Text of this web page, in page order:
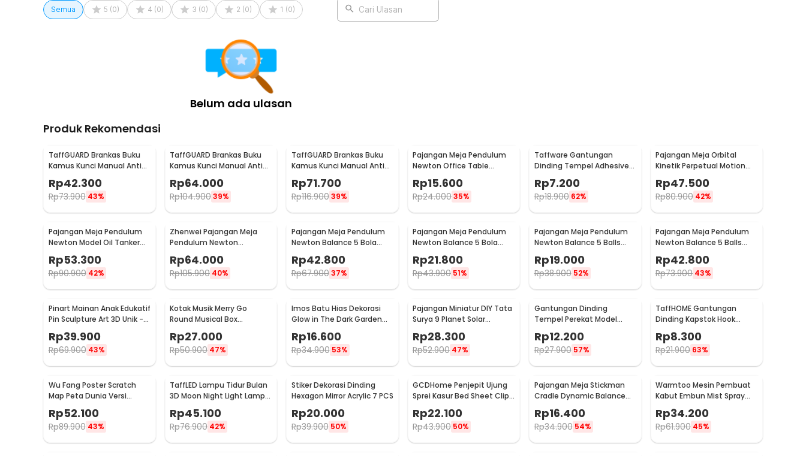
Semua 5 (0) 4 (0) 3 (0) 2 (0) 1 (0) Cari Ulasan
Belum ada ulasan
Produk Rekomendasi
TaffGUARD Brankas Buku
Kamus Kunci Manual Anti
Maling Hidden Safe Box
Kecil - KB-10L
Rp42.300
Rp73.900 43%
TaffGUARD Brankas Buku
Kamus Kunci Manual Anti
Maling Hidden Safe Box
Sedang - KB-10L
Rp64.000
Rp104.90039%
TaffGUARD Brankas Buku
Kamus Kunci Manual Anti
Besar - KB-10L
Rp71.700
Rp116.900 39%
Pajangan Meja Pendulum
Newton Office Table
Decoration 5 Ball S - H50S
Rp15.600
Rp24.00035%
Taffware Gantungan
Dinding Tempel Adhesive
ST40
Rp7.200
Rp18.900 62%
Pajangan Meja Orbital
Kinetik Perpetual Motion
Rp47.500
Rp80.900 42%
Pajangan Meja Pendulum
Newton Model Oil Tanker
Perpetual Debate - B101
Rp53.300
Rp90.900 42%
Zhenwei Pajangan Meja
Pendulum Newton
Perpetual Model Ferris
Wheel - ZPW
Rp64.000
Rp105.900 40%
Pajangan Meja Pendulum
Newton Balance 5 Bola
Model Arched M - ZY02
Rp42.800
Rp67.900 37%
Pajangan Meja Pendulum
Newton Balance 5 Bola
Model Arched S - ZY02
Rp21.800
Rp43.900 51%
Pajangan Meja Pendulum
Newton Balance 5 Balls
LX013
Rp19.000
Rp38.900 52%
Pajangan Meja Pendulum
Newton Balance 5 Balls
Stainless Steel Model T L -
LX013
Rp42.800
Rp73.900 43%
Pinart Mainan Anak Edukatif
Pin Sculpture Art 3D Unik -
FD-P3
Rp39.900
Rp69.900 43%
Kotak Musik Merry Go
Round Musical Box
Y02
Rp27.000
Rp50.900 47%
Imos Batu Hias Dekorasi
Glow in The Dark Garden
Stone 100 PCS - HC0043
Rp16.600
Rp34.900 53%
Pajangan Miniatur DIY Tata
Surya 9 Planet Solar
System Planetary - 2135
Rp28.300
Rp52.900 47%
Gantungan Dinding
Tempel Perekat Model
Rp12.200
Rp27.900 57%
TaffHOME Gantungan
Dinding Kapstok Hook
Hanger Stainless Steel 201
- MT11
Rp8.300
Rp21.900 63%
Wu Fang Poster Scratch
Map Peta Dunia Versi
Rp52.100
Rp89.900 43%
TaffLED Lampu Tidur Bulan
3D Moon Night Light Lamp 3
LD002701
Rp45.100
Rp76.900 42%
Stiker Dekorasi Dinding
Hexagon Mirror Acrylic 7 PCS
Rp20.000
Rp39.900 50%
GCDHome Penjepit Ujung
Sprei Kasur Bed Sheet Clip
Rp22.100
Rp43.900 50%
Pajangan Meja Stickman
Cradle Dynamic Balance
Instrument Ball Pendulum
Rp16.400
Rp34.900 54%
Warmtoo Mesin Pembuat
Kabut Embun Mist Spray
Fog Maker 12 LED 24V - WT01
Rp34.200
Rp61.900 45%